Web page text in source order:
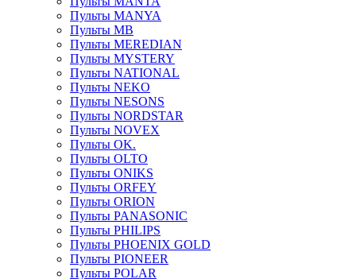
Пульты MANYA
Пульты MB
Пульты MEREDIAN
Пульты MYSTERY
Пульты NATIONAL
Пульты NEKO
Пульты NESONS
Пульты NORDSTAR
Пульты NOVEX
Пульты OK.
Пульты OLTO
Пульты ONIKS
Пульты ORFEY
Пульты ORION
Пульты PANASONIC
Пульты PHILIPS
Пульты PHOENIX GOLD
Пульты PIONEER
Пульты POLAR